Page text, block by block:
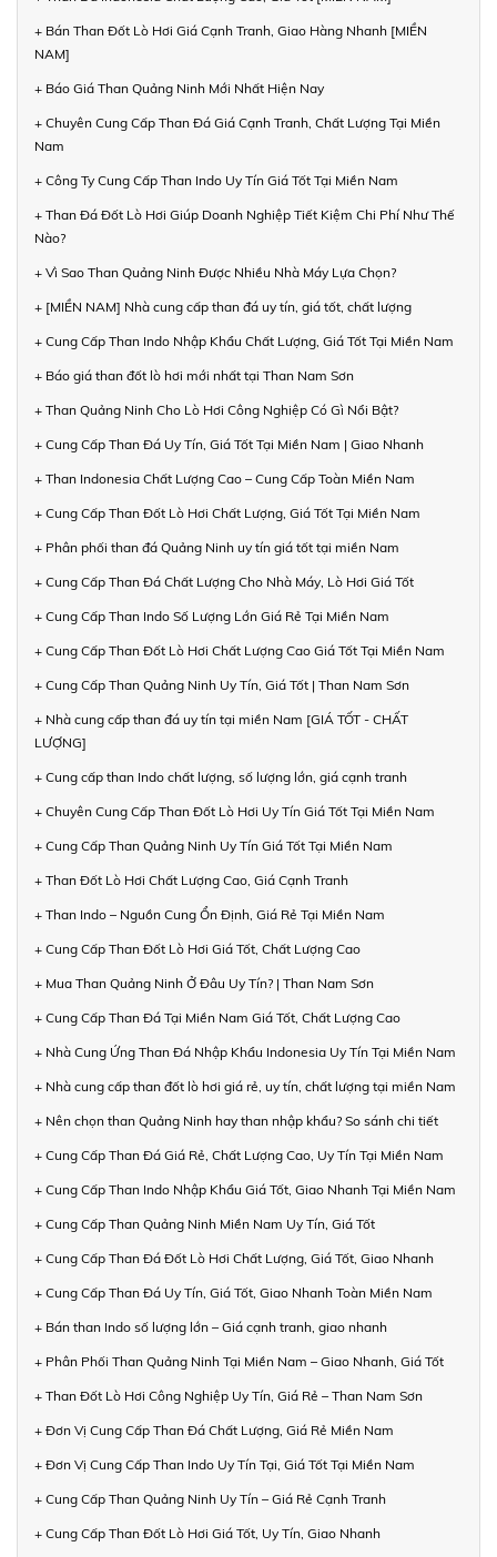
+ Bán Than Đốt Lò Hơi Giá Cạnh Tranh, Giao Hàng Nhanh [MIỀN
NAM]
+ Báo Giá Than Quảng Ninh Mới Nhất Hiện Nay
+ Chuyên Cung Cấp Than Đá Giá Cạnh Tranh, Chất Lượng Tại Miền
Nam
+ Công Ty Cung Cấp Than Indo Uy Tín Giá Tốt Tại Miền Nam
+ Than Đá Đốt Lò Hơi Giúp Doanh Nghiệp Tiết Kiệm Chi Phí Như Thế
Nào?
+ Vì Sao Than Quảng Ninh Được Nhiều Nhà Máy Lựa Chọn?
+ [MIỀN NAM] Nhà cung cấp than đá uy tín, giá tốt, chất lượng
+ Cung Cấp Than Indo Nhập Khẩu Chất Lượng, Giá Tốt Tại Miền Nam
+ Báo giá than đốt lò hơi mới nhất tại Than Nam Sơn
+ Than Quảng Ninh Cho Lò Hơi Công Nghiệp Có Gì Nổi Bật?
+ Cung Cấp Than Đá Uy Tín, Giá Tốt Tại Miền Nam | Giao Nhanh
+ Than Indonesia Chất Lượng Cao – Cung Cấp Toàn Miền Nam
+ Cung Cấp Than Đốt Lò Hơi Chất Lượng, Giá Tốt Tại Miền Nam
+ Phân phối than đá Quảng Ninh uy tín giá tốt tại miền Nam
+ Cung Cấp Than Đá Chất Lượng Cho Nhà Máy, Lò Hơi Giá Tốt
+ Cung Cấp Than Indo Số Lượng Lớn Giá Rẻ Tại Miền Nam
+ Cung Cấp Than Đốt Lò Hơi Chất Lượng Cao Giá Tốt Tại Miền Nam
+ Cung Cấp Than Quảng Ninh Uy Tín, Giá Tốt | Than Nam Sơn
+ Nhà cung cấp than đá uy tín tại miền Nam [GIÁ TỐT - CHẤT
LƯỢNG]
+ Cung cấp than Indo chất lượng, số lượng lớn, giá cạnh tranh
+ Chuyên Cung Cấp Than Đốt Lò Hơi Uy Tín Giá Tốt Tại Miền Nam
+ Cung Cấp Than Quảng Ninh Uy Tín Giá Tốt Tại Miền Nam
+ Than Đốt Lò Hơi Chất Lượng Cao, Giá Cạnh Tranh
+ Than Indo – Nguồn Cung Ổn Định, Giá Rẻ Tại Miền Nam
+ Cung Cấp Than Đốt Lò Hơi Giá Tốt, Chất Lượng Cao
+ Mua Than Quảng Ninh Ở Đâu Uy Tín? | Than Nam Sơn
+ Cung Cấp Than Đá Tại Miền Nam Giá Tốt, Chất Lượng Cao
+ Nhà Cung Ứng Than Đá Nhập Khẩu Indonesia Uy Tín Tại Miền Nam
+ Nhà cung cấp than đốt lò hơi giá rẻ, uy tín, chất lượng tại miền Nam
+ Nên chọn than Quảng Ninh hay than nhập khẩu? So sánh chi tiết
+ Cung Cấp Than Đá Giá Rẻ, Chất Lượng Cao, Uy Tín Tại Miền Nam
+ Cung Cấp Than Indo Nhập Khẩu Giá Tốt, Giao Nhanh Tại Miền Nam
+ Cung Cấp Than Quảng Ninh Miền Nam Uy Tín, Giá Tốt
+ Cung Cấp Than Đá Đốt Lò Hơi Chất Lượng, Giá Tốt, Giao Nhanh
+ Cung Cấp Than Đá Uy Tín, Giá Tốt, Giao Nhanh Toàn Miền Nam
+ Bán than Indo số lượng lớn – Giá cạnh tranh, giao nhanh
+ Phân Phối Than Quảng Ninh Tại Miền Nam – Giao Nhanh, Giá Tốt
+ Than Đốt Lò Hơi Công Nghiệp Uy Tín, Giá Rẻ – Than Nam Sơn
+ Đơn Vị Cung Cấp Than Đá Chất Lượng, Giá Rẻ Miền Nam
+ Đơn Vị Cung Cấp Than Indo Uy Tín Tại, Giá Tốt Tại Miền Nam
+ Cung Cấp Than Quảng Ninh Uy Tín – Giá Rẻ Cạnh Tranh
+ Cung Cấp Than Đốt Lò Hơi Giá Tốt, Uy Tín, Giao Nhanh